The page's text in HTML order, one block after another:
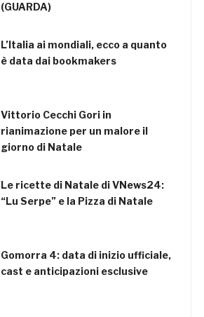
(GUARDA)
L’Italia ai mondiali, ecco a quanto
è data dai bookmakers
Vittorio Cecchi Gori in
rianimazione per un malore il
giorno di Natale
Le ricette di Natale di VNews24:
“Lu Serpe” e la Pizza di Natale
Gomorra 4: data di inizio ufficiale,
cast e anticipazioni esclusive